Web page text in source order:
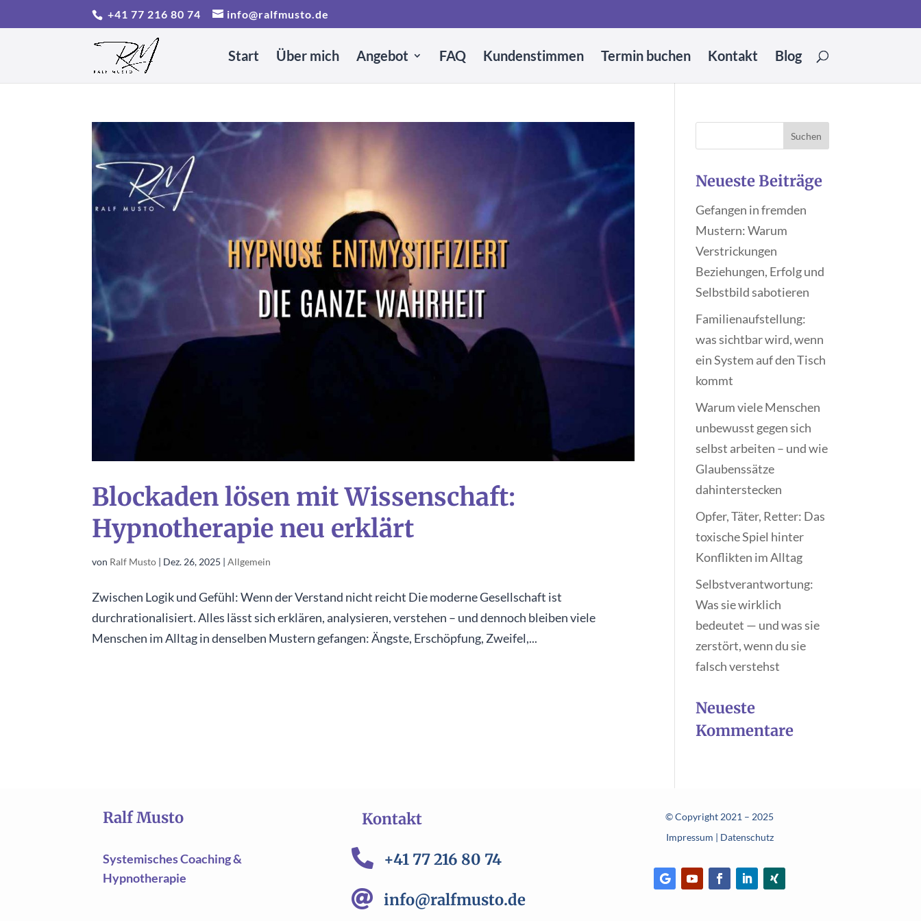
+41 77 216 80 74 info@ralfmusto.de
Start Über mich Angebot FAQ Kundenstimmen Termin buchen Kontakt Blog
Blockaden lösen mit Wissenschaft:
Hypnotherapie neu erklärt
von Ralf Musto | Dez. 26, 2025 |Allgemein
Zwischen Logik und Gefühl: Wenn der Verstand nicht reicht Die moderne Gesellschaft ist
durchrationalisiert. Alles lässt sich erklären, analysieren, verstehen – und dennoch bleiben viele
Menschen im Alltag in denselben Mustern gefangen: Ängste, Erschöpfung, Zweifel,...
Neueste Beiträge
Gefangen in fremden
Mustern: Warum
Verstrickungen
Beziehungen, Erfolg und
Selbstbild sabotieren
Familienaufstellung:
was sichtbar wird, wenn
ein System auf den Tisch
kommt
Warum viele Menschen
unbewusst gegen sich
selbst arbeiten – und wie
Glaubenssätze
dahinterstecken
Opfer, Täter, Retter: Das
toxische Spiel hinter
Konflikten im Alltag
Selbstverantwortung:
Was sie wirklich
bedeutet — und was sie
zerstört, wenn du sie
falsch verstehst
Neueste
Kommentare
Ralf Musto
Systemisches Coaching &
Hypnotherapie
Kontakt
 +41 77 216 80 74
 info@ralfmusto.de
© Copyright 2021 – 2025
Impressum | Datenschutz